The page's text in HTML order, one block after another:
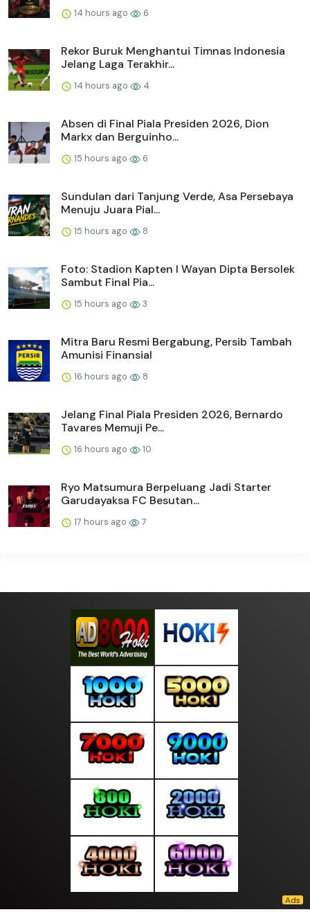
14 hours ago 6
Rekor Buruk Menghantui Timnas Indonesia
Jelang Laga Terakhir...
14 hours ago 4
Absen di Final Piala Presiden 2026, Dion
Markx dan Berguinho...
15 hours ago 6
Sundulan dari Tanjung Verde, Asa Persebaya
Menuju Juara Pial...
15 hours ago 8
Foto: Stadion Kapten I Wayan Dipta Bersolek
Sambut Final Pia...
15 hours ago 3
Mitra Baru Resmi Bergabung, Persib Tambah
Amunisi Finansial
16 hours ago 8
Jelang Final Piala Presiden 2026, Bernardo
Tavares Memuji Pe...
16 hours ago 10
Ryo Matsumura Berpeluang Jadi Starter
Garudayaksa FC Besutan...
17 hours ago 7